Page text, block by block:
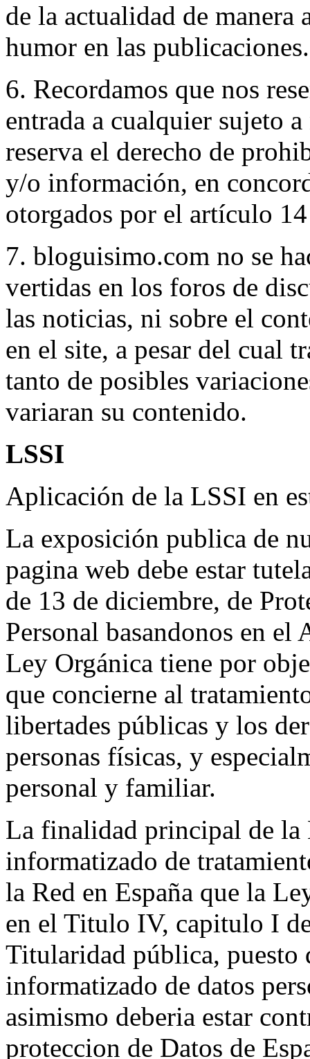
de la actualidad de
humor en las publicaciones.
6. Recordamos que nos
entrada a cualquier sujeto
reserva el derecho de
y/o información, en
otorgados por el artículo
7. bloguisimo.com no se
vertidas en los foros de
las noticias, ni sobre el
en el site, a pesar del cual
tanto de posibles
variaran su contenido.
LSSI
Aplicación de la LSSI en
La exposición publica de
pagina web debe estar
de 13 de diciembre, de
Personal basandonos en
Ley Orgánica tiene por
que concierne al
libertades públicas y los
personas físicas, y
personal y familiar.
La finalidad principal de la
informatizado de
la Red en España que la
en el Titulo IV, capitulo I
Titularidad pública, puesto
informatizado de datos
asimismo deberia estar
proteccion de Datos de